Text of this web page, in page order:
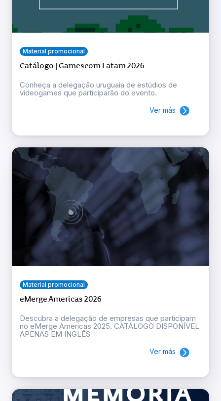
Material promocional
Catálogo | Gamescom Latam 2026
Conheça a delegação uruguaia de estúdios de
videogames que participarão do evento.
Ver más
Material promocional
eMerge Americas 2026
Descubra a delegação de empresas que participam
no eMerge Americas 2025. CATÁLOGO DISPONÍVEL
APENAS EM INGLÊS
Ver más